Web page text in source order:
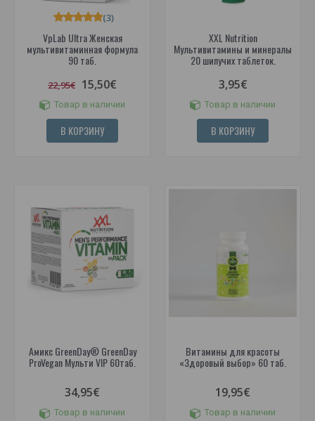
VpLab Ultra Женская
мультивитаминная формула
90 таб.
(3)
22,95€ 15,50€
Товар в наличии
В КОРЗИНУ
XXL Nutrition
Мультивитамины и минералы
20 шипучих таблеток.
3,95€
Товар в наличии
В КОРЗИНУ
Амикс GreenDay® GreenDay
ProVegan Мульти VIP 60таб.
34,95€
Товар в наличии
Витамины для красоты
«Здоровый выбор» 60 таб.
19,95€
Товар в наличии